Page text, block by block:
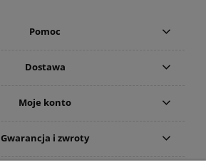
Pomoc
Dostawa
Moje konto
Gwarancja i zwroty